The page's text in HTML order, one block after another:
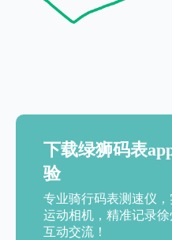
下载绿狮码表
验
专业骑行码表测速仪
运动相机，精准记录
互动交流！